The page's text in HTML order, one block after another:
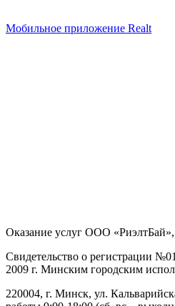
Мобильное приложение Realt
Оказание услуг ООО «РиэлтБай»,
Свидетельство о регистрации
2009 г. Минским городским
220004, г. Минск, ул.